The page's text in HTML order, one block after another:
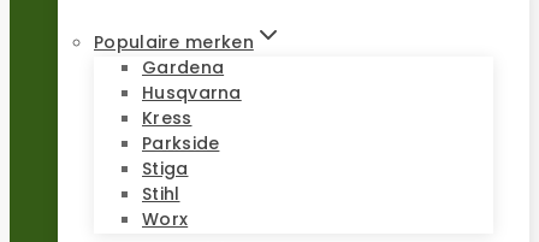
Populaire merken
Gardena
Husqvarna
Kress
Parkside
Stiga
Stihl
Worx